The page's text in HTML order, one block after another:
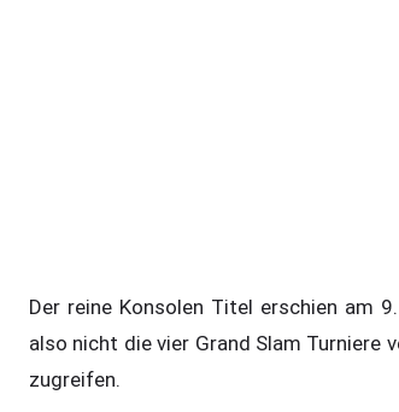
Der reine Konsolen Titel erschien am
also nicht die vier Grand Slam Turniere
zugreifen.